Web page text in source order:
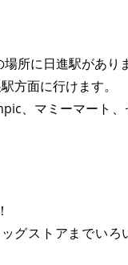
所に日進駅がありま
方面に行けます。
、マミーマート
グストアまでいろ